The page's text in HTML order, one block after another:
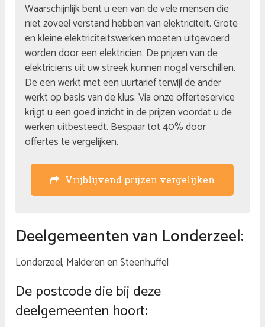
Waarschijnlijk bent u een van de vele mensen die
niet zoveel verstand hebben van elektriciteit. Grote
en kleine elektriciteitswerken moeten uitgevoerd
worden door een elektricien. De prijzen van de
elektriciens uit uw streek kunnen nogal verschillen.
De een werkt met een uurtarief terwijl de ander
werkt op basis van de klus. Via onze offerteservice
krijgt u een goed inzicht in de prijzen voordat u de
werken uitbesteedt. Bespaar tot 40% door
offertes te vergelijken.
Vrijblijvend prijzen vergelijken
Deelgemeenten van Londerzeel:
Londerzeel, Malderen en Steenhuffel
De postcode die bij deze
deelgemeenten hoort: